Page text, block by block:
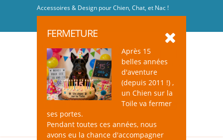
Accessoires & Design pour Chien, Chat, et Nac !
FERMETURE
Après 15
belles années
d'aventure
(depuis 2011 !) ,
un Chien sur la
Toile va fermer
ses portes.
Pendant toutes ces années, nous
avons eu la chance d'accompagner